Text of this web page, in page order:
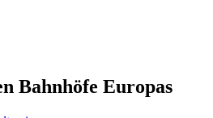
Bahnhöfe Europas